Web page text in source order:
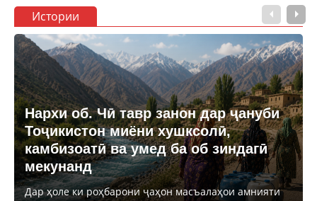
Истории
Нархи об. Чӣ тавр занон дар ҷануби
Тоҷикистон миёни хушксолӣ,
камбизоатӣ ва умед ба об зиндагӣ
мекунанд
Дар ҳоле ки роҳбарони ҷаҳон масъалаҳои амнияти